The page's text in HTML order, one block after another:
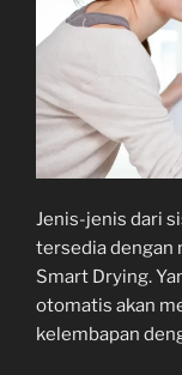
Jenis-jenis dari
tersedia dengan
Smart Drying.
otomatis akan
kelembapan